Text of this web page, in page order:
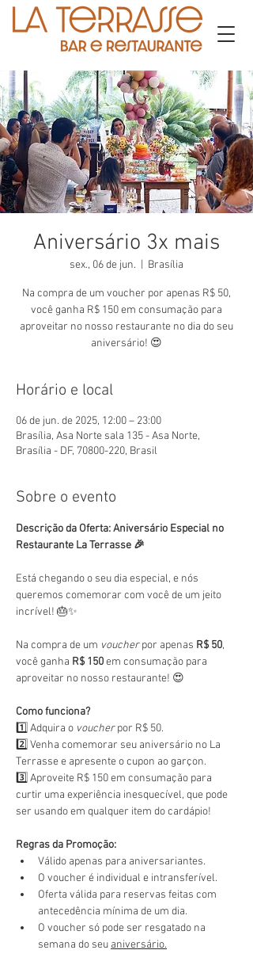
Aniversário 3x mais
sex., 06 de jun. Brasília
Na compra de um voucher por apenas R$ 50,
você ganha R$ 150 em consumação para
aproveitar no nosso restaurante no dia do seu
aniversário! 😍
Horário e local
06 de jun. de 2025, 12:00 – 23:00
Brasília, Asa Norte sala 135 - Asa Norte,
Brasília - DF, 70800-220, Brasil
Sobre o evento
Descrição da Oferta: Aniversário Especial no
Restaurante La Terrasse 🎉
Está chegando o seu dia especial, e nós
queremos comemorar com você de um jeito
incrível! 🎂✨
Na compra de um voucher por apenas R$ 50,
você ganha R$ 150 em consumação para
aproveitar no nosso restaurante! 😍
Como funciona?
1️⃣ Adquira o voucher por R$ 50.
2️⃣ Venha comemorar seu aniversário no La
Terrasse e apresente o cupon ao garçon.
3️⃣ Aproveite R$ 150 em consumação para
curtir uma experiência inesquecível, que pode
ser usando em qualquer item do cardápio!
Regras da Promoção:
Válido apenas para aniversariantes.
O voucher é individual e intransferível.
Oferta válida para reservas feitas com
antecedência mínima de um dia.
O voucher só pode ser resgatado na
semana do seu aniversário.